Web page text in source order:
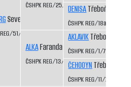
Severní vítr CS
REG/51/83
ČSHPK REG/25/82
ALKAFaranda CS
ČSHPK REG/13/81
DENISATřeboň-
ČSHPK REG/18a/81
AKLAVIKTřeboň-
ČSHPK REG/1/77
ČEHOOYNTřeboň-
ČSHPK REG/11/79